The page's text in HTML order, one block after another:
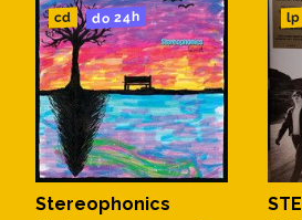
cd do 24h
Stereophonics
lp